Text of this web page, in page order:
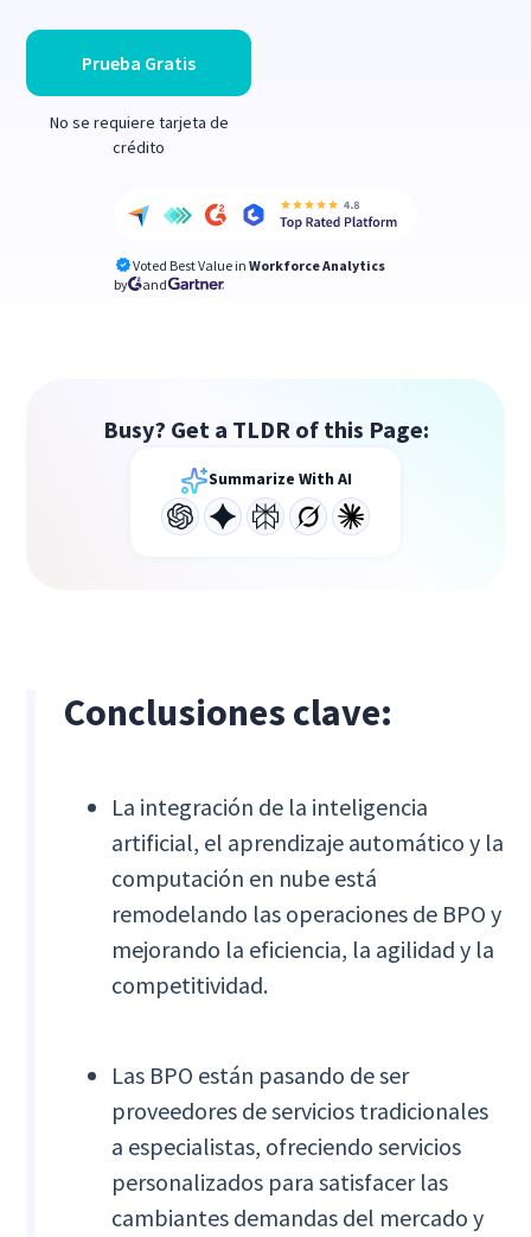
Prueba Gratis
No se requiere tarjeta de
crédito
Voted Best Value in Workforce Analytics
by
and
Busy? Get a TLDR of this Page:
Summarize With AI
Conclusiones clave:
La integración de la inteligencia
artificial, el aprendizaje automático y la
computación en nube está
remodelando las operaciones de BPO y
mejorando la eficiencia, la agilidad y la
competitividad.
Las BPO están pasando de ser
proveedores de servicios tradicionales
a especialistas, ofreciendo servicios
personalizados para satisfacer las
cambiantes demandas del mercado y